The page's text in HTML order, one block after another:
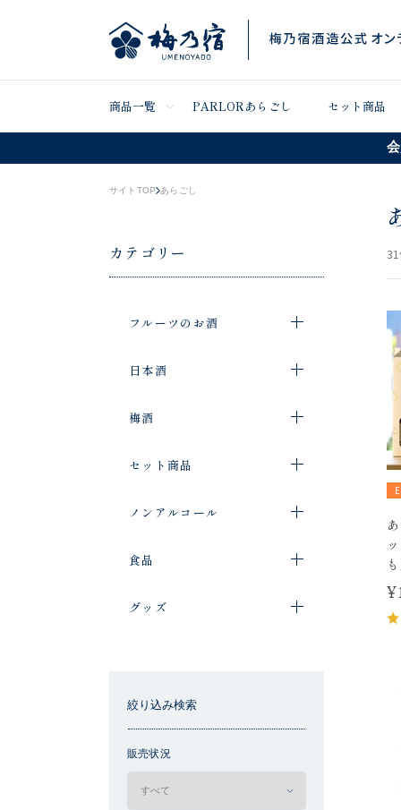
商品一覧 PARLORあらごし セット商品
サイトTOP あらごし
カテゴリー
フルーツのお酒
日本酒
梅酒
セット商品
ノンアルコール
食品
グッズ
絞り込み検索
販売状況
31
も